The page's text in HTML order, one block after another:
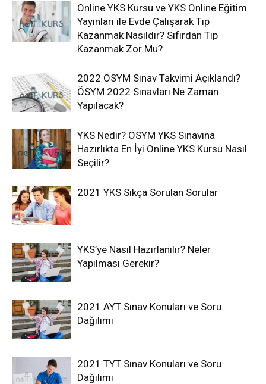
Online YKS Kursu ve YKS Online Eğitim
Yayınları ile Evde Çalışarak Tıp
Kazanmak Nasıldır? Sıfırdan Tıp
Kazanmak Zor Mu?
2022 ÖSYM Sınav Takvimi Açıklandı?
ÖSYM 2022 Sınavları Ne Zaman
Yapılacak?
YKS Nedir? ÖSYM YKS Sınavına
Hazırlıkta En İyi Online YKS Kursu Nasıl
Seçilir?
2021 YKS Sıkça Sorulan Sorular
YKS’ye Nasıl Hazırlanılır? Neler
Yapılması Gerekir?
2021 AYT Sınav Konuları ve Soru
Dağılımı
2021 TYT Sınav Konuları ve Soru
Dağılımı